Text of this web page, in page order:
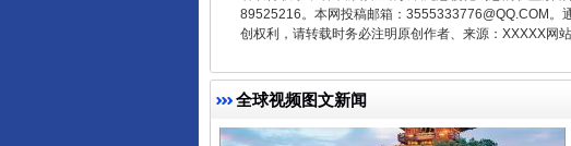
89525216。本网投稿邮箱：3555333776@QQ.COM。
创权利，请转载时务必注明原创作者、来源：XXXXX网站
全球视频图文新闻